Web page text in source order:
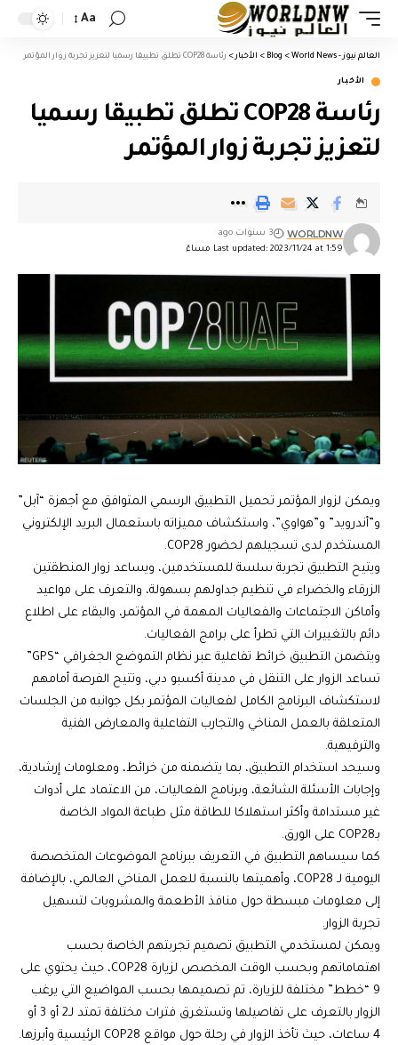
Aa
العالم نيوز - World News >
Blog
> الأخبار > رئاسة COP28 تطلق تطبيقا رسميا لتعزيز تجربة زوار المؤتمر
الأخبار
رئاسة COP28 تطلق تطبيقا رسميا
لتعزيز تجربة زوار المؤتمر
Last updated: 2023/11/24 at 1:59 مساءً
WORLDNW 3 سنوات ago
ويمكن لزوار المؤتمر تحميل التطبيق الرسمي المتوافق مع أجهزة “آبل”
و”أندرويد” و”هواوي”، واستكشاف مميزاته باستعمال البريد الإلكتروني
المستخدم لدى تسجيلهم لحضور COP28.
ويتيح التطبيق تجربة سلسة للمستخدمين، ويساعد زوار المنطقتين
الزرقاء والخضراء في تنظيم جداولهم بسهولة، والتعرف على مواعيد
وأماكن الاجتماعات والفعاليات المهمة في المؤتمر، والبقاء على اطلاع
دائم بالتغييرات التي تطرأ على برامج الفعاليات.
ويتضمن التطبيق خرائط تفاعلية عبر نظام التموضع الجغرافي “GPS”
تساعد الزوار على التنقل في مدينة أكسبو دبي، وتتيح الفرصة أمامهم
لاستكشاف البرنامج الكامل لفعاليات المؤتمر بكل جوانبه من الجلسات
المتعلقة بالعمل المناخي والتجارب التفاعلية والمعارض الفنية
والترفيهية.
وسيحد استخدام التطبيق، بما يتضمنه من خرائط، ومعلومات إرشادية،
وإجابات الأسئلة الشائعة، وبرنامج الفعاليات، من الاعتماد على أدوات
غير مستدامة وأكثر استهلاكا للطاقة مثل طباعة المواد الخاصة
بـCOP28 على الورق.
كما سيساهم التطبيق في التعريف ببرنامج الموضوعات المتخصصة
اليومية لـ COP28، وأهميتها بالنسبة للعمل المناخي العالمي، بالإضافة
إلى معلومات مبسطة حول منافذ الأطعمة والمشروبات لتسهيل
تجربة الزوار.
ويمكن لمستخدمي التطبيق تصميم تجربتهم الخاصة بحسب
اهتماماتهم وبحسب الوقت المخصص لزيارة COP28، حيث يحتوي على
9 “خطط” مختلفة للزيارة، تم تصميمها بحسب المواضيع التي يرغب
الزوار بالتعرف على تفاصيلها وتستغرق فترات مختلفة تمتد لـ2 أو 3 أو
4 ساعات، حيث تأخذ الزوار في رحلة حول مواقع COP28 الرئيسية وأبرزها.